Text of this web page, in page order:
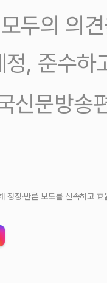
두의 의
정, 준수하
신문방송
정정‧반론 보도를 신속하고